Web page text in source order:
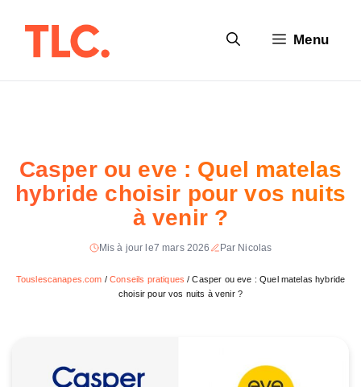
Menu
Casper ou eve : Quel matelas
hybride choisir pour vos nuits
à venir ?
Mis à jour le7 mars 2026 Par Nicolas
Touslescanapes.com /Conseils pratiques /Casper ou eve : Quel matelas hybride
choisir pour vos nuits à venir ?